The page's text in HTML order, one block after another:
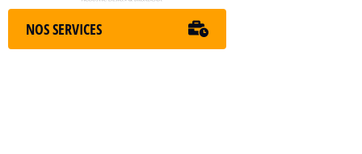
NOS SERVICES